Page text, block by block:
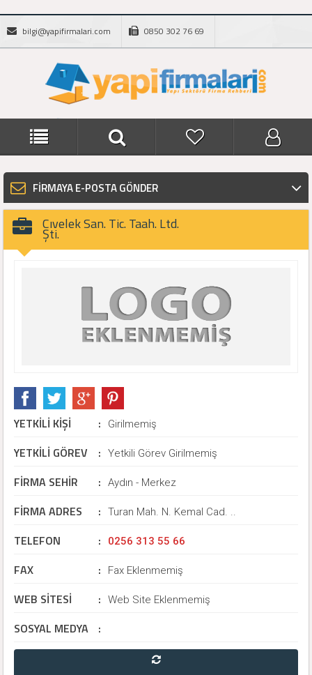
bilgi@yapifirmalari.com 0850 302 76 69
FİRMAYA E-POSTA GÖNDER
Cıvelek San. Tic. Taah. Ltd.
Şti.
YETKİLİ KİŞİ : Girilmemiş
YETKİLİ GÖREV : Yetkili Görev Girilmemiş
FİRMA SEHİR : Aydın - Merkez
FİRMA ADRES : Turan Mah. N. Kemal Cad. ..
TELEFON : 0256 313 55 66
FAX : Fax Eklenmemiş
WEB SİTESİ : Web Site Eklenmemiş
SOSYAL MEDYA :